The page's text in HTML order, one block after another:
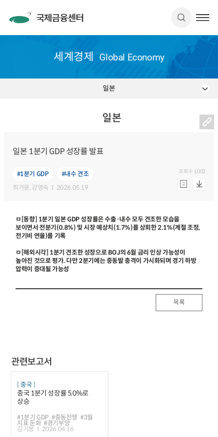
세계경제 Global Economy
일본
일본
일본 1분기 GDP 성장률 발표
#1분기 GDP
#내수 견조
최가윤, 강영숙 2026.05.19
조회수 1,002
ㅁ[동향] 1분기 일본 GDP 성장률은 수출·내수 모두 견조한 모습을
보이면서 전분기(0.8%) 및 시장 예상치(1.7%)를 상회한 2.1%(계절 조정,
전기비 연율)를 기록
ㅁ[해외시각] 1분기 견조한 성장으로 BOJ의 6월 금리 인상 가능성이
높아진 것으로 평가. 다만 2분기에는 중동발 충격이 가시화되며 경기 하방
압력이 증대될 가능성
목록
관련보고서
중국
중국 1분기 성장률 5.0%로
상승
#1분기 GDP #중동전쟁 #3월
지표 둔화 #경기부양
김기봉 2026.04.16